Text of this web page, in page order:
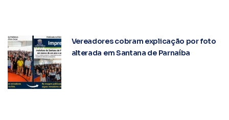
Vereadores cobram explicação por foto
alterada em Santana de Parnaíba